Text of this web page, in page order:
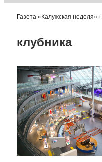
Газета «Калужская неделя» /
клубника